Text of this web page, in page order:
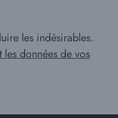
les indésirables.
données de vos